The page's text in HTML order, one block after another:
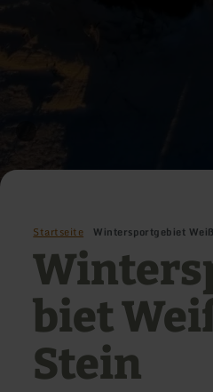
Startseite Wintersportgebiet
biet
Stein